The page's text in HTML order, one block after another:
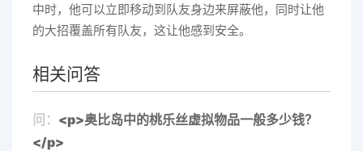
中时，他可以立即移动到队友身边来屏蔽他，同时让他
的大招覆盖所有队友，这让他感到安全。
相关问答
问： <p>奥比岛中的桃乐丝虚拟物品一般多少钱？
</p>